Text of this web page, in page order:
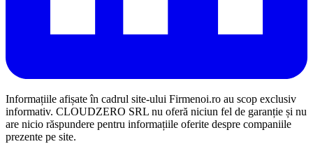
Informațiile afișate în cadrul site-ului Firmenoi.ro au scop exclusiv
informativ. CLOUDZERO SRL nu oferă niciun fel de garanție și nu
are nicio răspundere pentru informațiile oferite despre companiile
prezente pe site.